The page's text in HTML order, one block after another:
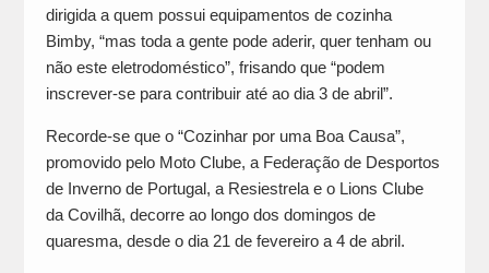
dirigida a quem possui equipamentos de cozinha
Bimby, “mas toda a gente pode aderir, quer tenham ou
não este eletrodoméstico”, frisando que “podem
inscrever-se para contribuir até ao dia 3 de abril”.
Recorde-se que o “Cozinhar por uma Boa Causa”,
promovido pelo Moto Clube, a Federação de Desportos
de Inverno de Portugal, a Resiestrela e o Lions Clube
da Covilhã, decorre ao longo dos domingos de
quaresma, desde o dia 21 de fevereiro a 4 de abril.